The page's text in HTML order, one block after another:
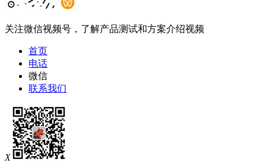
关注微信视频号，了解产品测试和方案介绍视频
首页
电话
微信
联系我们
X